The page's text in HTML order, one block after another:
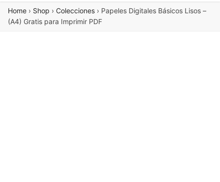
Home › Shop › Colecciones › Papeles Digitales Básicos Lisos –
(A4) Gratis para Imprimir PDF